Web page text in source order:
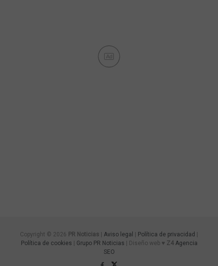
Ad
Copyright © 2026 PR Noticias Aviso legal Política de privacidad
Política de cookies
Grupo PR Noticias | Diseño web ♥ Z4 Agencia
SEO